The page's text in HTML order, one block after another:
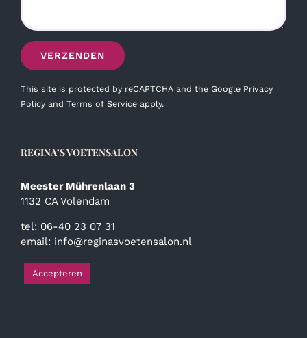
This site is protected by reCAPTCHA and the Google Privacy
Policy and Terms of Service apply.
REGINA’S VOETENSALON
Meester Mührenlaan 3
1132 CA Volendam
tel: 06-40 23 07 31
email: info@reginasvoetensalon.nl
Accepteren